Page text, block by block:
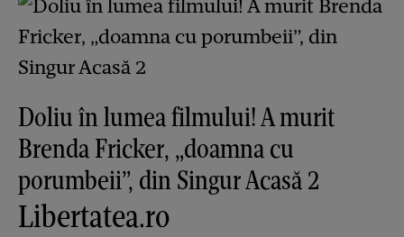
Doliu în lumea filmului! A murit
Brenda Fricker, „doamna cu
porumbeii”, din Singur Acasă 2
Libertatea.ro